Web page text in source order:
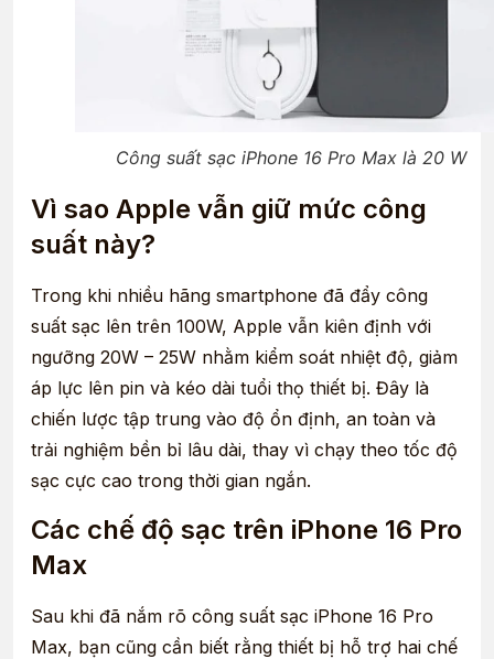
Công suất sạc iPhone 16 Pro Max là 20 W
Vì sao Apple vẫn giữ mức công
suất này?
Trong khi nhiều hãng smartphone đã đẩy công
suất sạc lên trên 100W, Apple vẫn kiên định với
ngưỡng 20W – 25W nhằm kiểm soát nhiệt độ, giảm
áp lực lên pin và kéo dài tuổi thọ thiết bị. Đây là
chiến lược tập trung vào độ ổn định, an toàn và
trải nghiệm bền bỉ lâu dài, thay vì chạy theo tốc độ
sạc cực cao trong thời gian ngắn.
Các chế độ sạc trên iPhone 16 Pro
Max
Sau khi đã nắm rõ công suất sạc iPhone 16 Pro
Max, bạn cũng cần biết rằng thiết bị hỗ trợ hai chế